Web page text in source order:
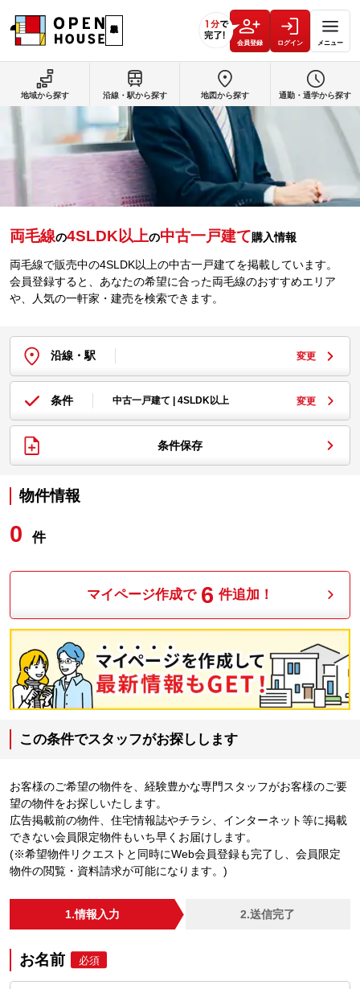
会員登録 ログイン メニュー
両毛線の4SLDK以上の中古一戸建て購入情報
両毛線で販売中の4SLDK以上の中古一戸建てを掲載しています。
会員登録すると、あなたの希望に合った両毛線のおすすめエリア
や、人気の一軒家・建売を検索できます。
沿線・駅 変更
条件 中古一戸建て | 4SLDK以上 変更
条件保存
物件情報
0 件
マイページ作成で 6 件追加！
この条件でスタッフがお探しします
お客様のご希望の物件を、経験豊かな専門スタッフがお客様のご要
望の物件をお探しいたします。
広告掲載前の物件、住宅情報誌やチラシ、インターネット等に掲載
できない会員限定物件もいち早くお届けします。
(※希望物件リクエストと同時にWeb会員登録も完了し、会員限定
物件の閲覧・資料請求が可能になります。)
1.情報入力 2.送信完了
お名前 必須
地域から探す 沿線・駅から探す 地図から探す 通勤・通学から探す